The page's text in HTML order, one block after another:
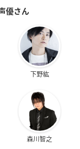
優さん
下野紘
森川智之